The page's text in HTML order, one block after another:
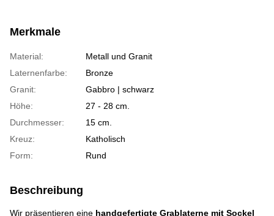
Merkmale
Material:
Metall und Granit
Laternenfarbe:
Bronze
Granit:
Gabbro | schwarz
Höhe:
27 - 28 cm.
Durchmesser:
15 cm.
Kreuz:
Katholisch
Form:
Rund
Beschreibung
Wir präsentieren eine handgefertigte Grablaterne mit Sockel